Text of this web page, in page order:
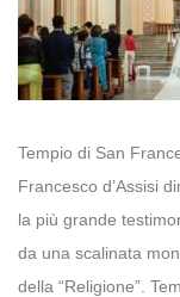
Tempio di San
Francesco d’Assisi
la più grande
da una scalinata
della “Religione”.